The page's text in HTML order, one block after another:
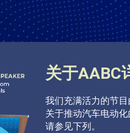
关于AABC
我们充满活力的节
关于推动汽车电动
请参见下列。